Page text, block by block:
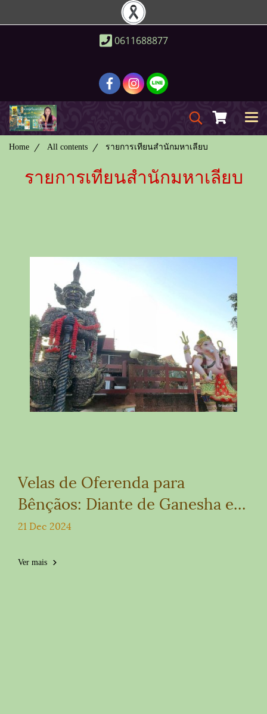
0611688877
Home All contents รายการเทียนสำนักมหาเลียบ
รายการเทียนสำนักมหาเลียบ
Velas de Oferenda para
Bênçãos: Diante de Ganesha e
Thao Wessuwan
21 Dec 2024
Ver mais